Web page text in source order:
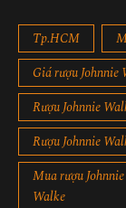
Tp.HCM
Giá rượu Johnnie
Rượu Johnnie
Rượu Johnnie
Mua rượu
Walke